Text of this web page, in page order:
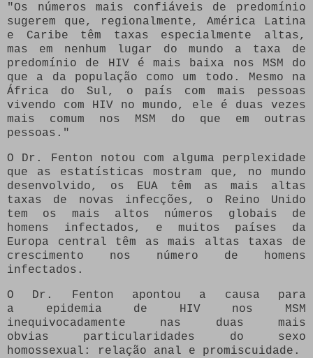
"Os números mais confiáveis de predomínio
sugerem que, regionalmente, América Latina
e Caribe têm taxas especialmente altas,
mas em nenhum lugar do mundo a taxa de
predomínio de HIV é mais baixa nos MSM do
que a da população como um todo. Mesmo na
África do Sul, o país com mais pessoas
vivendo com HIV no mundo, ele é duas vezes
mais comum nos MSM do que em outras
pessoas."
O Dr. Fenton notou com alguma perplexidade
que as estatísticas mostram que, no mundo
desenvolvido, os EUA têm as mais altas
taxas de novas infecções, o Reino Unido
tem os mais altos números globais de
homens infectados, e muitos países da
Europa central têm as mais altas taxas de
crescimento nos número de homens
infectados.
O Dr. Fenton apontou a causa para
a epidemia de HIV nos MSM
inequivocadamente nas duas mais
obvias particularidades do sexo
homossexual: relação anal e promiscuidade.